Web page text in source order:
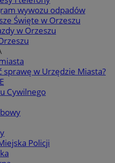
wywozu odpadów
Święte w Orzeszu
w Orzeszu
sprawę w Urzędzie Miasta?
Cywilnego
Policji